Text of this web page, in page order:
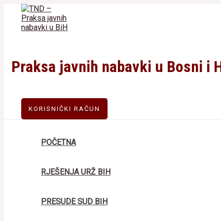
content
Praksa javnih nabavki u Bosni i
KORISNIČKI RAČUN
POČETNA
RJEŠENJA URŽ BIH
PRESUDE SUD BIH